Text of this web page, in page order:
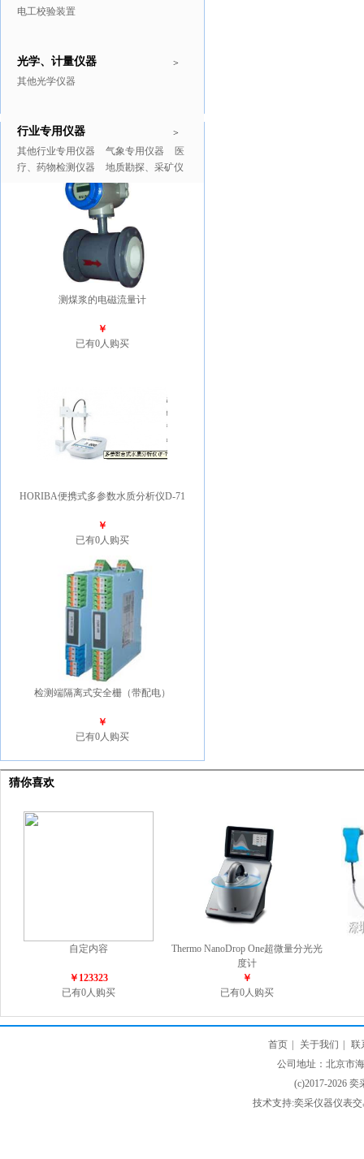
电工校验装置
>
光学、计量仪器
其他光学仪器
>
行业专用仪器
其他行业专用仪器 气象专用仪器
医
疗、药物检测仪器
地质勘探、采矿仪
推广商品 更多>>
测煤浆的电磁流量计
￥
已有0人购买
HORIBA便携式多参数水质分析仪D-71
￥
已有0人购买
检测端隔离式安全栅（带配电）
￥
已有0人购买
猜你喜欢
自定内容
￥123323
已有0人购买
Thermo NanoDrop One超微量分光光
度计
￥
已有0人购买
首页 关于我们
联
公司地址：北京市
(c)2017-2026
技术支持:奕采仪器仪表